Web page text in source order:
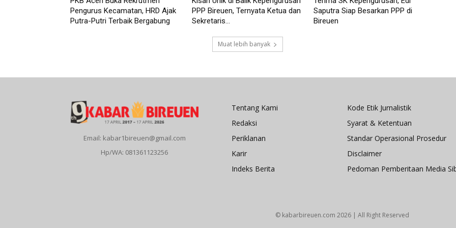
Pengurus Kecamatan, HRD Ajak
Putra-Putri Terbaik Bergabung
PPP Bireuen, Ternyata Ketua dan
Sekretaris...
Saputra Siap Besarkan PPP di
Bireuen
Muat lebih banyak
Email: kabar1bireuen@gmail.com
Hp/WA: 081361123256
Tentang Kami
Redaksi
Periklanan
Karir
Indeks Berita
Kode Etik Jurnalistik
Syarat & Ketentuan
Standar Operasional Prosedur
Disclaimer
Pedoman Pemberitaan Media
© kabarbireuen.com 2026 | All Right Reserved